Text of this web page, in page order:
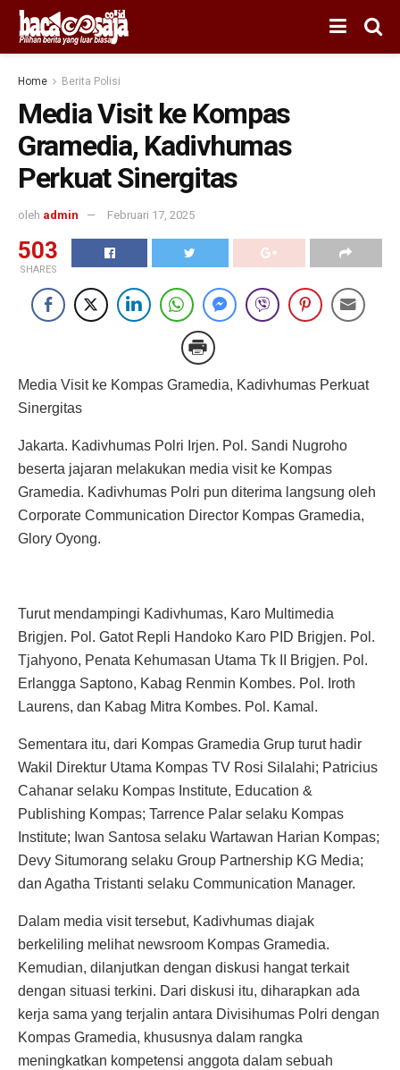
Home Berita Polisi
Media Visit ke Kompas
Gramedia, Kadivhumas
Perkuat Sinergitas
oleh admin Februari 17, 2025
503
SHARES
Media Visit ke Kompas Gramedia, Kadivhumas Perkuat
Sinergitas
Jakarta. Kadivhumas Polri Irjen. Pol. Sandi Nugroho
beserta jajaran melakukan media visit ke Kompas
Gramedia. Kadivhumas Polri pun diterima langsung oleh
Corporate Communication Director Kompas Gramedia,
Glory Oyong.
Turut mendampingi Kadivhumas, Karo Multimedia
Brigjen. Pol. Gatot Repli Handoko Karo PID Brigjen. Pol.
Tjahyono, Penata Kehumasan Utama Tk II Brigjen. Pol.
Erlangga Saptono, Kabag Renmin Kombes. Pol. Iroth
Laurens, dan Kabag Mitra Kombes. Pol. Kamal.
Sementara itu, dari Kompas Gramedia Grup turut hadir
Wakil Direktur Utama Kompas TV Rosi Silalahi; Patricius
Cahanar selaku Kompas Institute, Education &
Publishing Kompas; Tarrence Palar selaku Kompas
Institute; Iwan Santosa selaku Wartawan Harian Kompas;
Devy Situmorang selaku Group Partnership KG Media;
dan Agatha Tristanti selaku Communication Manager.
Dalam media visit tersebut, Kadivhumas diajak
berkeliling melihat newsroom Kompas Gramedia.
Kemudian, dilanjutkan dengan diskusi hangat terkait
dengan situasi terkini. Dari diskusi itu, diharapkan ada
kerja sama yang terjalin antara Divisihumas Polri dengan
Kompas Gramedia, khususnya dalam rangka
meningkatkan kompetensi anggota dalam sebuah